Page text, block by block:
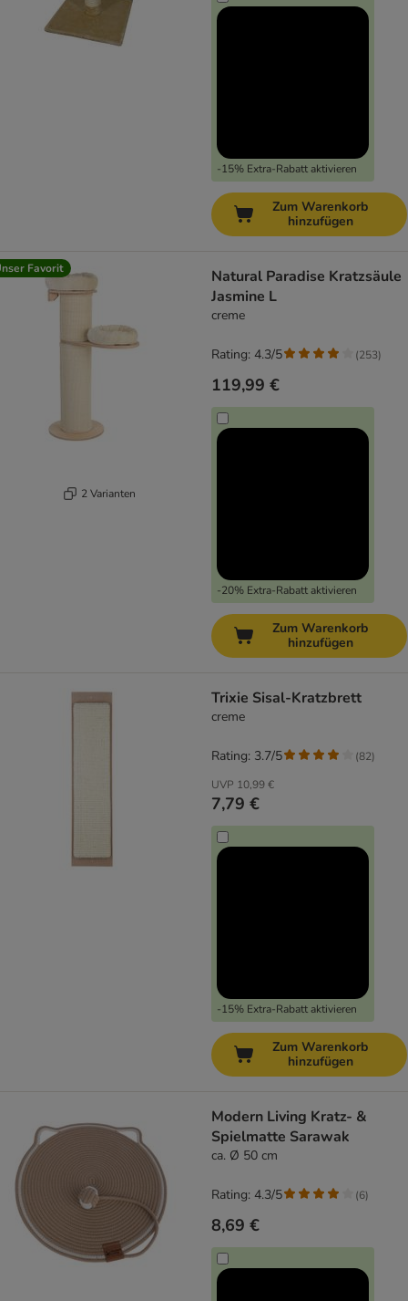
-15% Extra-Rabatt aktivieren
Zum Warenkorb
hinzufügen
Favorit
2 Varianten
Natural Paradise Kratzsäule
Jasmine L
creme
119,99 €
-20% Extra-Rabatt aktivieren
Rating: 4.3/5 (253)
Zum Warenkorb
hinzufügen
Trixie Sisal-Kratzbrett
creme
UVP 10,99 €
7,79 €
-15% Extra-Rabatt aktivieren
Rating: 3.7/5 (82)
Zum Warenkorb
hinzufügen
Modern Living Kratz- &
Spielmatte Sarawak
ca. Ø 50 cm
8,69 €
Rating: 4.3/5 (6)